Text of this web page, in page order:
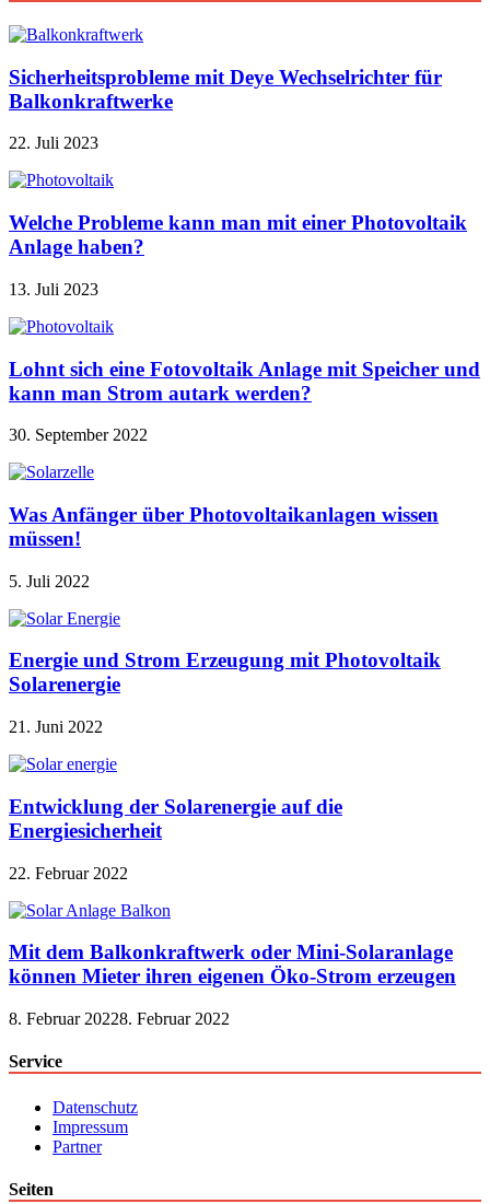
Sicherheitsprobleme mit Deye Wechselrichter für
Balkonkraftwerke
22. Juli 2023
Welche Probleme kann man mit einer Photovoltaik
Anlage haben?
13. Juli 2023
Lohnt sich eine Fotovoltaik Anlage mit Speicher und
kann man Strom autark werden?
30. September 2022
Was Anfänger über Photovoltaikanlagen wissen
müssen!
5. Juli 2022
Energie und Strom Erzeugung mit Photovoltaik
Solarenergie
21. Juni 2022
Entwicklung der Solarenergie auf die
Energiesicherheit
22. Februar 2022
Mit dem Balkonkraftwerk oder Mini-Solaranlage
können Mieter ihren eigenen Öko-Strom erzeugen
8. Februar 20228. Februar 2022
Service
Datenschutz
Impressum
Partner
Seiten